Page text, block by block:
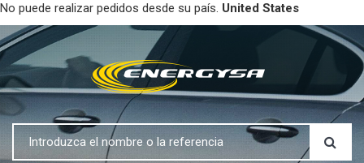
No puede realizar pedidos desde su país. United States